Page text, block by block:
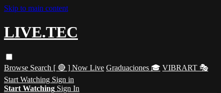
Skip to main content
LIVE.TEC
Browse Search [ 🔴 ] Now Live Graduaciones 🎓 VIBRART 🎭
Start Watching Sign in
Start Watching Sign In